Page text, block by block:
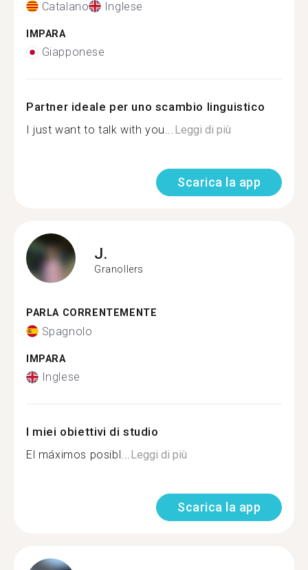
Catalano Inglese
IMPARA
Giapponese
Partner ideale per uno scambio linguistico
I just want to talk with you...Leggi di più
Scarica la app
J.
Granollers
PARLA CORRENTEMENTE
Spagnolo
IMPARA
Inglese
I miei obiettivi di studio
El máximos posibl...Leggi di più
Scarica la app